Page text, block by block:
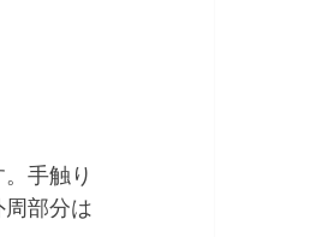
手触り
部分は